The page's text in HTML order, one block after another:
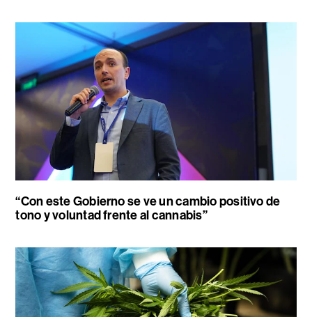
“Con este Gobierno se ve un cambio positivo de
tono y voluntad frente al cannabis”